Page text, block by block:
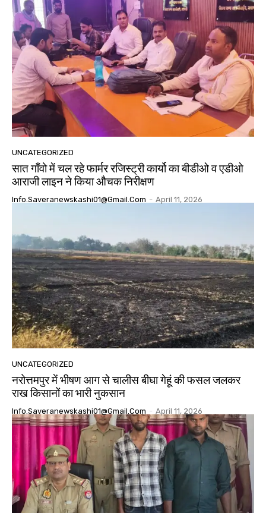
UNCATEGORIZED
सात गाँवो में चल रहे फार्मर रजिस्ट्री कार्यो का बीडीओ व एडीओ
आराजी लाइन ने किया औचक निरीक्षण
Info.saveranewskashi01@gmail.com - April 11, 2026
UNCATEGORIZED
नरोत्तमपुर में भीषण आग से चालीस बीघा गेहूं की फसल जलकर
राख किसानों का भारी नुकसान
Info.saveranewskashi01@gmail.com - April 11, 2026